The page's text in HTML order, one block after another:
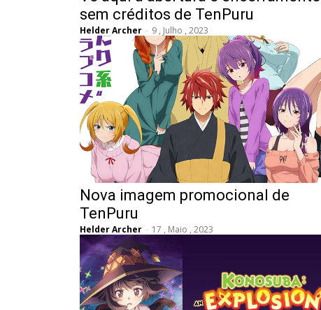
sem créditos de TenPuru
Helder Archer - 9 , Julho , 2023
Nova imagem promocional de
TenPuru
Helder Archer - 17 , Maio , 2023